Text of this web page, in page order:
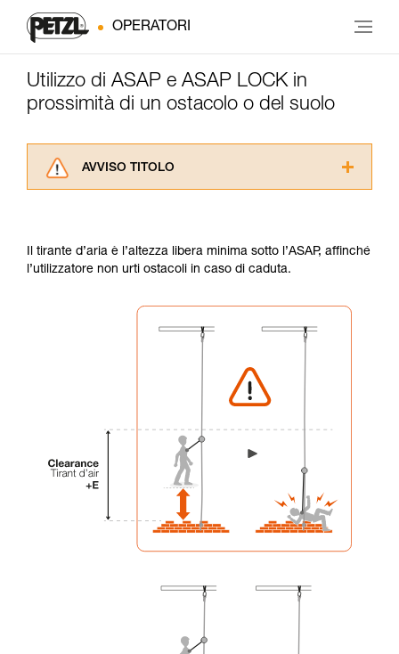
OPERATORI
Utilizzo di ASAP e ASAP LOCK in
prossimità di un ostacolo o del suolo
AVVISO TITOLO
informazioni dell’istruzione tecnica per poter
capire queste ulteriori informazioni.
formazione ed un addestramento specifico.
Verificate con un professionista la vostra
capacità di rifare la manovra, da soli, in piena
Forniamo esempi di tecniche relative alla vostra
attività. Ne possono esistere altre che non
Il tirante d’aria è l’altezza libera minima sotto l’ASAP, affinché
l’utilizzatore non urti ostacoli in caso di caduta.